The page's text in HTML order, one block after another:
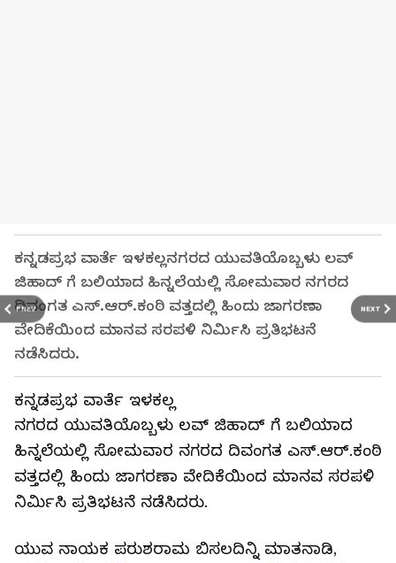
PREV NEXT
ಕನ್ನಡಪ್ರಭ ವಾರ್ತೆ ಇಳಕಲ್ಲನಗರದ ಯುವತಿಯೊಬ್ಬಳು ಲವ್‌
ಜಿಹಾದ್‌ ಗೆ ಬಲಿಯಾದ ಹಿನ್ನಲೆಯಲ್ಲಿ ಸೋಮವಾರ ನಗರದ
ದಿವಂಗತ ಎಸ್‌.ಆರ್‌.ಕಂಠಿ ವತ್ತದಲ್ಲಿ ಹಿಂದು ಜಾಗರಣಾ
ವೇದಿಕೆಯಿಂದ ಮಾನವ ಸರಪಳಿ ನಿರ್ಮಿಸಿ ಪ್ರತಿಭಟನೆ
ನಡೆಸಿದರು.
ಕನ್ನಡಪ್ರಭ ವಾರ್ತೆ ಇಳಕಲ್ಲ
ನಗರದ ಯುವತಿಯೊಬ್ಬಳು ಲವ್‌ ಜಿಹಾದ್‌ ಗೆ ಬಲಿಯಾದ
ಹಿನ್ನಲೆಯಲ್ಲಿ ಸೋಮವಾರ ನಗರದ ದಿವಂಗತ ಎಸ್‌.ಆರ್‌.ಕಂಠಿ
ವತ್ತದಲ್ಲಿ ಹಿಂದು ಜಾಗರಣಾ ವೇದಿಕೆಯಿಂದ ಮಾನವ ಸರಪಳಿ
ನಿರ್ಮಿಸಿ ಪ್ರತಿಭಟನೆ ನಡೆಸಿದರು.
ಯುವ ನಾಯಕ ಪರುಶರಾಮ ಬಿಸಲದಿನ್ನಿ ಮಾತನಾಡಿ,